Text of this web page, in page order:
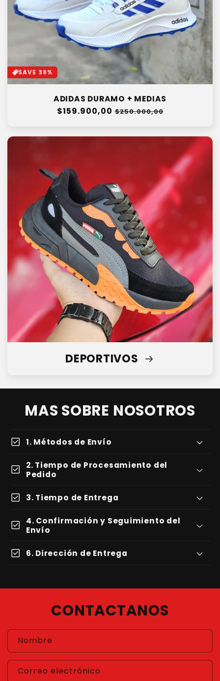
SAVE 36%
ADIDAS DURAMO + MEDIAS
Precio
$159.900,00 Precio
$250.000,00
DEPORTIVOS
MAS SOBRE NOSOTROS
check_box 1. Métodos de Envío
check_box
2. Tiempo de Procesamiento del
Pedido
check_box 3. Tiempo de Entrega
check_box
4. Confirmación y Seguimiento del
Envío
check_box 6. Dirección de Entrega
CONTACTANOS
Nombre
Correo electrónico